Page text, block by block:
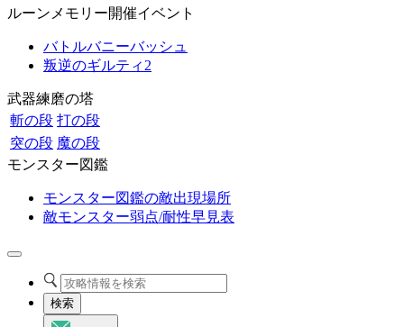
ルーンメモリー開催イベント
バトルバニーバッシュ
叛逆のギルティ2
武器練磨の塔
斬の段 打の段
突の段 魔の段
モンスター図鑑
モンスター図鑑の敵出現場所
敵モンスター弱点/耐性早見表
検索